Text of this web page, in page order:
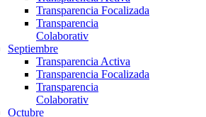
Transparencia Focalizada
Transparencia
Colaborativ
Septiembre
Transparencia Activa
Transparencia Focalizada
Transparencia
Colaborativ
Octubre